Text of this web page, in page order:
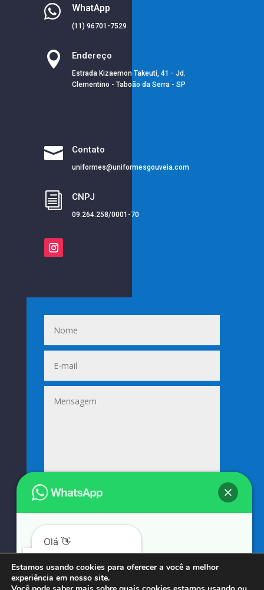
 WhatApp
(11) 96701-7529
 Endereço
Estrada Kizaemon Takeuti, 41 - Jd.
Clementino - Taboão da Serra - SP
 Contato
uniformes@uniformesgouveia.com
i CNPJ
09.264.258/0001-70
© COPYRIGHT 2023 → SUNIFORMES GOUVEIA → POR: CONEKI - SOLUÇÕES DIGITAIS |
Estamos usando cookies para oferecer a você a melhor
experiência em nosso site.
Olá 👋
Podemos ajudá-lo?